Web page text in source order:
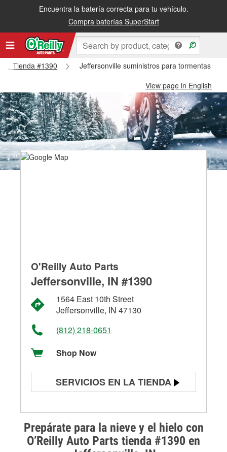
Encuentra la batería correcta para tu vehículo.
Compra baterías SuperStart
Tienda #1390
Jeffersonville suministros para tormentas de
View page in English
Prepárate para la nieve y el hielo con
O’Reilly Auto Parts tienda #1390 en
O'Reilly Auto Parts
Jeffersonville, IN #1390
1564 East 10th Street
Jeffersonville, IN 47130
(812) 218-0651
Shop Now
SERVICIOS EN LA TIENDA
Prueba de alternadores y
arrancadores